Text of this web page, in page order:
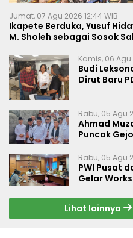
Jumat, 07 Agu 2026 12:44 WIB
Ikapete Berduka, Yusuf
M. Sholeh sebagai Sosok
Kamis, 06 Agu
Budi
Dirut Baru
Makin Prima
Rabu, 05 Agu
Ahmad
Puncak
Perkuat
Rabu, 05 Agu
PWI Pusat
Gelar
Inklusi
Lihat lainnya